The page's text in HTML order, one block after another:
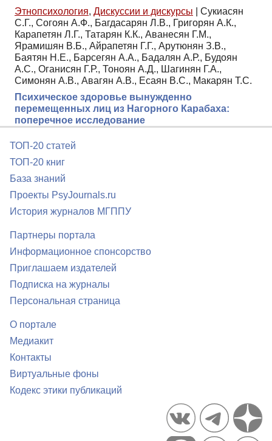
Этнопсихология, Дискуссии и дискурсы
Сукиасян
С.Г., Согоян А.Ф., Багдасарян Л.В., Григорян А.К.,
Карапетян Л.Г., Татарян К.К., Аванесян Г.М.,
Ярамишян В.Б., Айрапетян Г.Г., Арутюнян З.В.,
Баятян Н.Е., Барсегян А.А., Бадалян А.Р., Будоян
А.С., Оганисян Г.Р., Тоноян А.Д., Шагинян Г.А.,
Симонян А.В., Авагян А.В., Есаян В.С., Макарян Т.С.
Психическое здоровье вынужденно
перемещенных лиц из Нагорного Карабаха:
поперечное исследование
ТОП-20 статей
ТОП-20 книг
База знаний
Проекты PsyJournals.ru
История журналов МГППУ
Партнеры портала
Информационное спонсорство
Приглашаем издателей
Подписка на журналы
Персональная страница
О портале
Медиакит
Контакты
Виртуальные фоны
Кодекс этики публикаций